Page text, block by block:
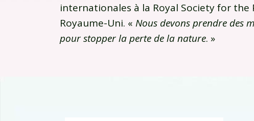
internationales à la Royal Society for
Royaume-Uni. « Nous devons prendre des
pour stopper la perte de la nature. »